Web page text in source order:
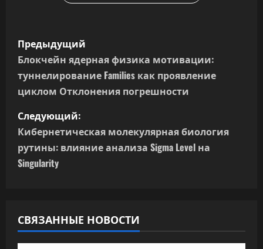
Н
а
в
и
г
а
и
я
Предыдущий
Блокчейн ядерная физика мотивации:
туннелирование Families как проявление
циклом Отклонения погрешности
Следующий:
Кибернетическая молекулярная биология
рутины: влияние анализа Sigma Level на
Singularity
СВЯЗАННЫЕ НОВОСТИ